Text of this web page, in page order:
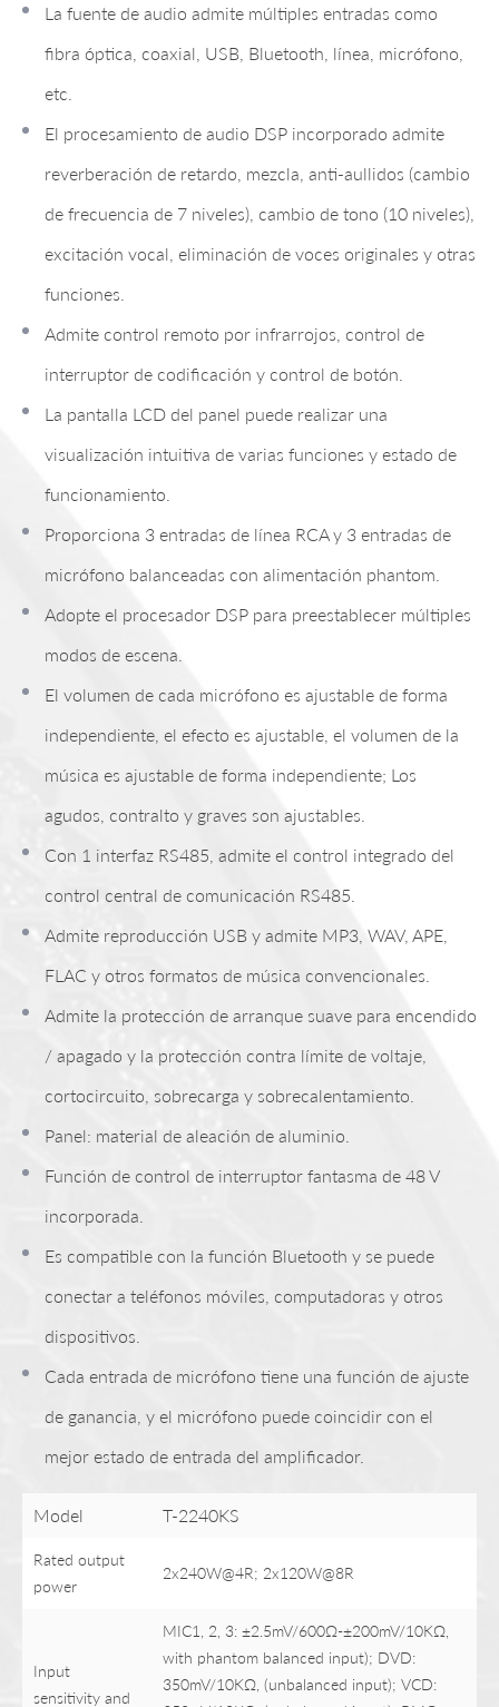
La fuente de audio admite múltiples entradas como
fibra óptica, coaxial, USB, Bluetooth, línea, micrófono,
etc.
El procesamiento de audio DSP incorporado admite
reverberación de retardo, mezcla, anti-aullidos (cambio
de frecuencia de 7 niveles), cambio de tono (10 niveles),
excitación vocal, eliminación de voces originales y otras
funciones.
Admite control remoto por infrarrojos, control de
interruptor de codificación y control de botón.
La pantalla LCD del panel puede realizar una
visualización intuitiva de varias funciones y estado de
funcionamiento.
Proporciona 3 entradas de línea RCA y 3 entradas de
micrófono balanceadas con alimentación phantom.
Adopte el procesador DSP para preestablecer múltiples
modos de escena.
El volumen de cada micrófono es ajustable de forma
independiente, el efecto es ajustable, el volumen de la
música es ajustable de forma independiente; Los
agudos, contralto y graves son ajustables.
Con 1 interfaz RS485, admite el control integrado del
control central de comunicación RS485.
Admite reproducción USB y admite MP3, WAV, APE,
FLAC y otros formatos de música convencionales.
Admite la protección de arranque suave para encendido
/ apagado y la protección contra límite de voltaje,
cortocircuito, sobrecarga y sobrecalentamiento.
Panel: material de aleación de aluminio.
Función de control de interruptor fantasma de 48 V
incorporada.
Es compatible con la función Bluetooth y se puede
conectar a teléfonos móviles, computadoras y otros
dispositivos.
Cada entrada de micrófono tiene una función de ajuste
de ganancia, y el micrófono puede coincidir con el
mejor estado de entrada del amplificador.
Model T-2240KS
Rated output
power
2x240W@4R; 2x120W@8R
Input
sensitivity and
MIC1, 2, 3: ±2.5mV/600Ω-±200mV/10KΩ,
with phantom balanced input); DVD:
350mV/10KΩ, (unbalanced input); VCD: